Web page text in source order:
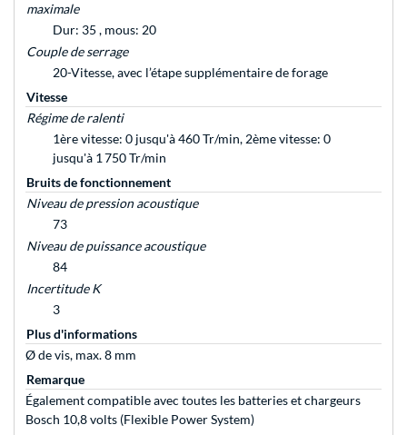
maximale
Dur: 35 , mous: 20
Couple de serrage
20-Vitesse, avec l’étape supplémentaire de forage
Vitesse
Régime de ralenti
1ère vitesse: 0 jusqu'à 460 Tr/min, 2ème vitesse: 0
jusqu'à 1 750 Tr/min
Bruits de fonctionnement
Niveau de pression acoustique
73
Niveau de puissance acoustique
84
Incertitude K
3
Plus d'informations
Ø de vis, max. 8 mm
Remarque
Également compatible avec toutes les batteries et chargeurs
Bosch 10,8 volts (Flexible Power System)